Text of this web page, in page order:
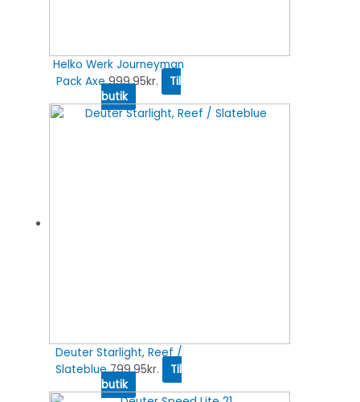
Helko Werk Journeyman
Pack Axe 999.95kr.
Til
butik
Deuter Starlight, Reef /
Slateblue 799.95kr.
Til
butik